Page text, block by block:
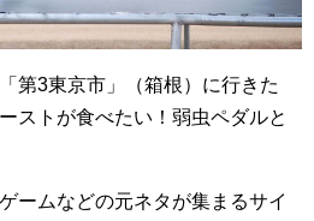
第3東京市」（箱根）に行きた
ストが食べたい！弱虫ペダルと
ームなどの元ネタが集まるサイ